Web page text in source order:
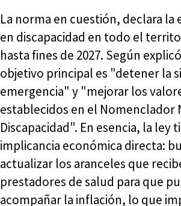
La norma en cuestión, declara la
en discapacidad en todo el
hasta fines de 2027. Según
objetivo principal es "detener la
emergencia" y "mejorar los
establecidos en el Nomenclador
Discapacidad". En esencia, la ley
implicancia económica directa:
actualizar los aranceles que
prestadores de salud para que
acompañar la inflación, lo que